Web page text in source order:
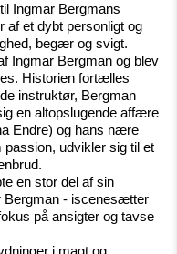
Ingmar Bergmans
af et dybt personligt og
begær og svigt.
Ingmar Bergman og blev
Historien fortælles
instruktør, Bergman
en altopslugende affære
Endre) og hans nære
udvikler sig til et
en stor del af sin
Bergman - iscenesætter
på ansigter og tavse